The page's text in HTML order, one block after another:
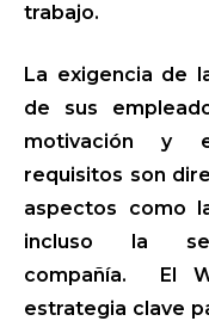
trabajo.
La exigencia de
de sus
motivación y
requisitos son
aspectos como
incluso la
compañía. El
estrategia clave